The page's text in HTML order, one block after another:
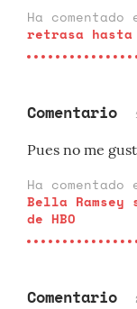
Ha
retrasa hasta
Comentario
Pues no me
Ha
Bella
de HBO
Comentario